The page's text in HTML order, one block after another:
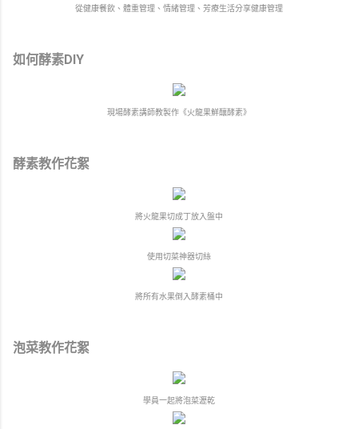
從健康餐飲、體重管理、情緒管理、芳療生活分享健康管理
如何酵素DIY
現場酵素講師教製作《火龍果鮮釀酵素》
酵素教作花絮
將火龍果切成丁放入盤中
使用切菜神器切絲
將所有水果倒入酵素桶中
泡菜教作花絮
學員一起將泡菜瀝乾